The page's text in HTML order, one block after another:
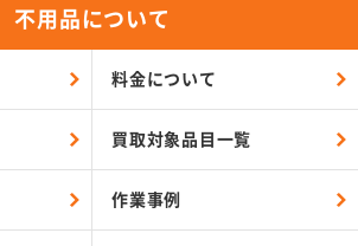
不用品について
料金について
買取対象品目一覧
作業事例